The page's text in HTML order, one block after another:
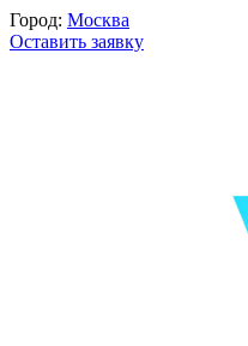
Город: Москва
Оставить заявку